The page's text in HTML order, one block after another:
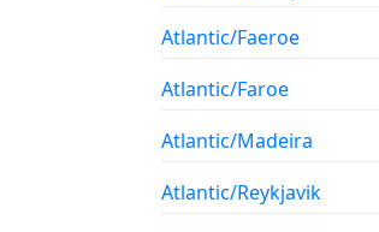
Atlantic/Faeroe
Atlantic/Faroe
Atlantic/Madeira
Atlantic/Reykjavik